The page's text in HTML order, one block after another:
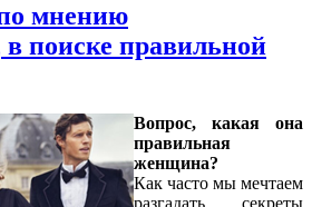
мнению
поиске правильной
Вопрос, какая она
правильная
женщина?
Как часто мы мечтаем
разгадать секреты